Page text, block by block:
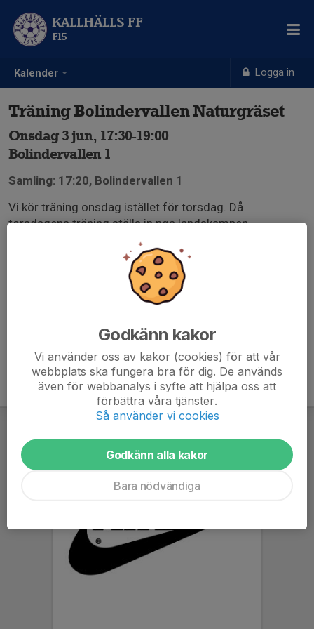
Kalender Logga in
KALLHÄLLS FF
F15
Träning Bolindervallen Naturgräset
Onsdag 3 jun, 17:30-19:00
Bolindervallen 1
Samling: 17:20, Bolindervallen 1
Vi kör träning onsdag istället för torsdag. Då
torsdagens träning ställs in pga landskampen.
Godkänn kakor
Vi använder oss av kakor (cookies) för att vår
webbplats ska fungera bra för dig. De används
även för webbanalys i syfte att hjälpa oss att
förbättra våra tjänster.
Så använder vi cookies
Godkänn alla kakor
Bara nödvändiga